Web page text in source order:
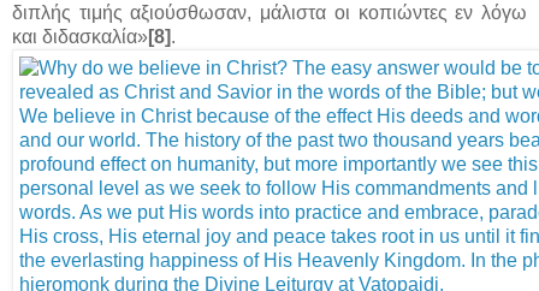
διπλής τιμής αξιούσθωσαν, μάλιστα οι κοπιώντες εν λόγω
και διδασκαλία»[8].